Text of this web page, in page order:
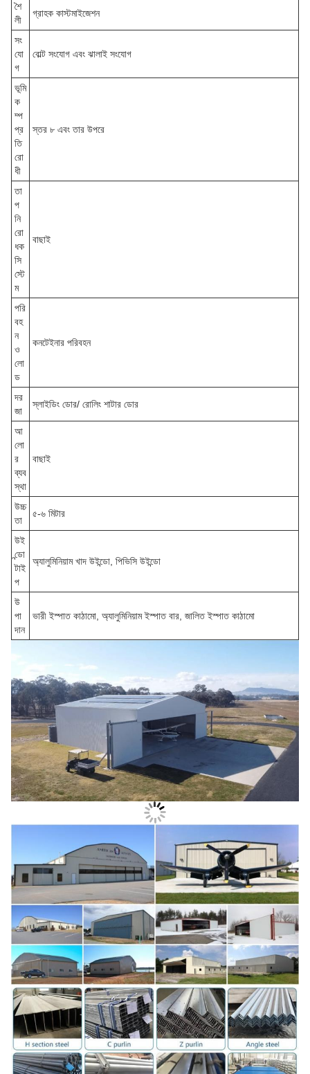
শৈ
লী
গ্রাহক কাস্টমাইজেশন
সং
যো
গ
বোল্ট সংযোগ এবং ঝালাই সংযোগ
ভূমি
ক
ম্প
প্র
তি
রো
ধী
স্তর ৮ এবং তার উপরে
তা
প
নি
রো
ধক
সি
স্টে
ম
বাছাই
পরি
বহ
ন
ও
লো
ড
কনটেইনার পরিবহন
দর
জা
স্লাইডিং ডোর/ রোলিং শাটার ডোর
আ
লো
র
ব্যব
স্থা
বাছাই
উচ্চ
তা
৫-৬ মিটার
উই
ন্ডো
টাই
প
অ্যালুমিনিয়াম খাদ উইন্ডো, পিভিসি উইন্ডো
উ
পা
দান
ভারী ইস্পাত কাঠামো, অ্যালুমিনিয়াম ইস্পাত বার, জালিত ইস্পাত কাঠামো